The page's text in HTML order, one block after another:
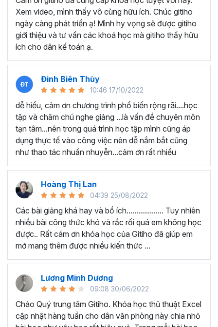
Học nhanh nhưng nhớ lâu bởi luôn có các bài tập
thực hành kèm với lý thuyết.
Các video bài giảng được xây dựng dựa trên các
chủ đề cụ thể, đồng thời chú trọng tối đa đến tính
ứng dụng cao. Đặc biệt, bộ videocác thủ thuật
khác, phù hợp với tất cả mọi đối tượng muốn tỏa
sáng nơi công sở với thủ thuật Excel nâng cao thông
minh và tạo kết quả bất ngờ trong công việc.
Bạn sẽ tự tin xử lý được mọi việc trên các công cụ
Excel một cách chuyên nghiệp giúp đẩy nhân được
tiến độ công việc, nâng cao hiệu suất làm việc lên
tới 5 lần.
Đặc biệt khiđăng ký khóa học EXG02học viên sẽ có cơ
hội nhận ưu đãi sở hữu trọn đời chỉ với
tác đăng ký khá đơn giản, bạn chỉ cần nhấn vào ĐĂNG
KÝ HỌC NGAY khóa học EXG08 trên gitiho.com là xong.
Nếu có bất cứ thắc mắc nào liên quan đến tớikhóa học
EXG02 - Thủ thuật Excel cập nhật hàng tuầnbạn hãy
để kết nối cho Gitiho qua hotline 0774 116 285 để được
tư vấn chi tiết nhé.
Nội dung bài giảng trong khóa
học thủ thuật trên Excel của
Gitiho?
Xem video, mình thấy vô cùng hữu ích. Chúc gitiho
ngày càng phát triển ạ! Mình hy vọng sẽ được gitiho
giới thiệu và tư vấn các khoá học mà gitiho thấy hữu
ích cho dân kế toán ạ.
Đinh Biên Thùy
10:46 17/10/2022
dễ hiểu, cảm ơn chương trình phổ biến rộng rãi....học
tập và chăm chú nghe giảng ...là vấn đề chuyên môn
tạn tâm...nên trong quá trình học tập mình cũng áp
dụng thực tế vào công việc nên dễ nắm bắt cũng
như thao tác nhuần nhuyễn...cảm ơn rất nhiều
Hoàng Thị Lan
04:39 25/08/2022
Các bài giảng khá hay và bổ ích................... Tuy nhiên
nhiều bài công thức khó và rắc rối quá em không học
được.. Rất cám ơn khóa học của Gitiho đã giúp em
mở mang thêm được nhiều kiến thức ...
Lương Minh Dương
09:08 30/06/2022
Chào Quý trung tâm Gitiho. Khóa học thủ thuật Excel
cập nhật hàng tuần cho dân văn phòng này chia nhỏ